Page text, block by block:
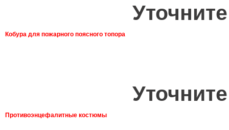
Кобура для пожарного поясного топора
Противоэнцефалитные костюмы